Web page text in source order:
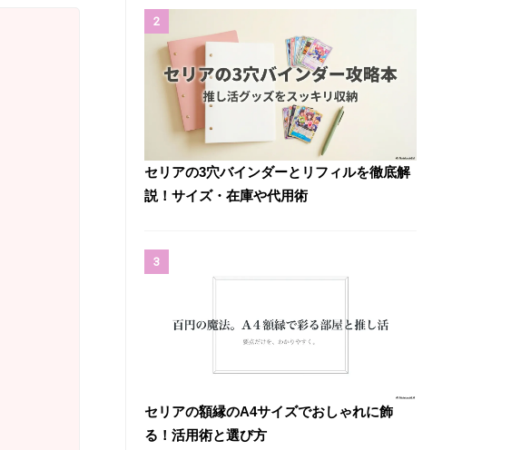
2
セリアの3穴バインダーとリフィルを徹底解
説！サイズ・在庫や代用術
3
セリアの額縁のA4サイズでおしゃれに飾
る！活用術と選び方